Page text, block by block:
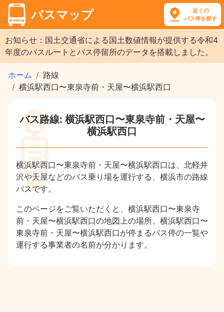
バスマップ
近くの
バス停を探す
お知らせ：国土交通省による国土数値情報が提供する令和4
年度のバスルートとバス停留所のデータを搭載しました。
ホーム
路線
横浜駅西口〜東泉寺前・天屋〜横浜駅西口
バス路線: 横浜駅西口〜東泉寺前・天屋〜
横浜駅西口
横浜駅西口〜東泉寺前・天屋〜横浜駅西口は、北軽井
沢や天屋などのバス乗り場を運行する、横浜市の路線
バスです。
このページをご覧いただくと、横浜駅西口〜東泉寺
前・天屋〜横浜駅西口の地図上の場所、横浜駅西口〜
東泉寺前・天屋〜横浜駅西口が停まるバス停の一覧や
運行する事業者の名前が分かります。